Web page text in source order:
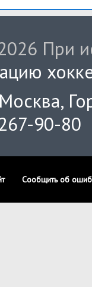
При
90-80
Сообщить об